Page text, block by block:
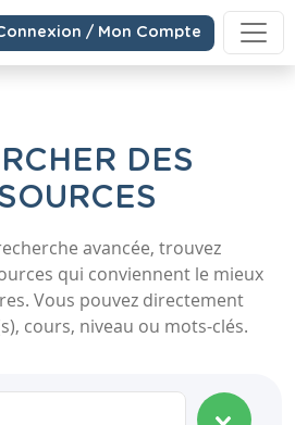
/ Mon Compte
DES
avancée, trouvez
qui conviennent le mieux
Vous pouvez directement
cours, niveau ou mots-clés.